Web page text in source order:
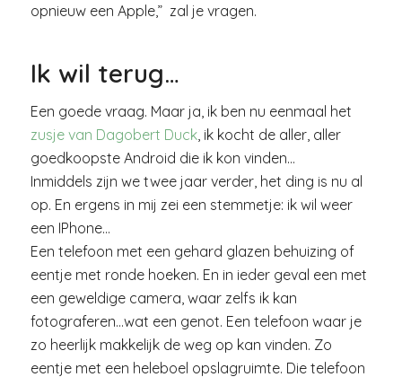
opnieuw een Apple,” zal je vragen.
Ik wil terug…
Een goede vraag. Maar ja, ik ben nu eenmaal het
zusje van Dagobert Duck, ik kocht de aller, aller
goedkoopste Android die ik kon vinden…
Inmiddels zijn we twee jaar verder, het ding is nu al
op. En ergens in mij zei een stemmetje: ik wil weer
een IPhone…
Een telefoon met een gehard glazen behuizing of
eentje met ronde hoeken. En in ieder geval een met
een geweldige camera, waar zelfs ik kan
fotograferen…wat een genot. Een telefoon waar je
zo heerlijk makkelijk de weg op kan vinden. Zo
eentje met een heleboel opslagruimte. Die telefoon